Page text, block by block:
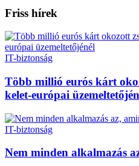
Friss hírek
IT-biztonság
Több millió eurós kárt
kelet-európai
IT-biztonság
Nem minden alkalmazás